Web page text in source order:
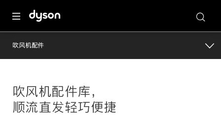
吹风机配件
吹风机配件库，
顺流直发轻巧便捷